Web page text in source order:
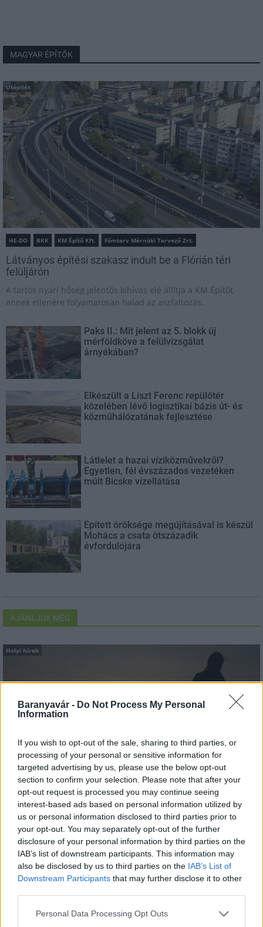
Baranyavár - Do Not Process My Personal
Information
If you wish to opt-out of the sale, sharing to third parties, or
processing of your personal or sensitive information for
targeted advertising by us, please use the below opt-out
section to confirm your selection. Please note that after your
opt-out request is processed you may continue seeing
interest-based ads based on personal information utilized by
us or personal information disclosed to third parties prior to
your opt-out. You may separately opt-out of the further
disclosure of your personal information by third parties on the
IAB’s list of downstream participants. This information may
also be disclosed by us to third parties on the IAB’s List of
Downstream Participants that may further disclose it to other
Please note that this website/app uses one or more Google
Personal Data Processing Opt Outs
MAGYAR ÉPÍTŐK
Útépítés
HE-DO BKK KM Építő Kft. Főmterv Mérnöki Tervező Zrt.
Látványos építési szakasz indult be a Flórián téri
felüljárón
A tartós nyári hőség jelentős kihívás elé állítja a KM Építőt,
ennek ellenére folyamatosan halad az aszfaltozás.
Paks II.: Mit jelent az 5. blokk új
mérföldköve a felülvizsgálat
árnyékában?
Elkészült a Liszt Ferenc repülőtér
közelében lévő logisztikai bázis út- és
közműhálózatának fejlesztése
Látlelet a hazai víziközművekről?
Egyetlen, fél évszázados vezetéken
múlt Bicske vízellátása
Épített öröksége megújításával is készül
Mohács a csata ötszázadik
évfordulójára
AJÁNLJUK MÉG
Helyi hírek
Amire többmillióan vártunk: szombattól másodfokúra
csökken a riasztás
Országos hírek